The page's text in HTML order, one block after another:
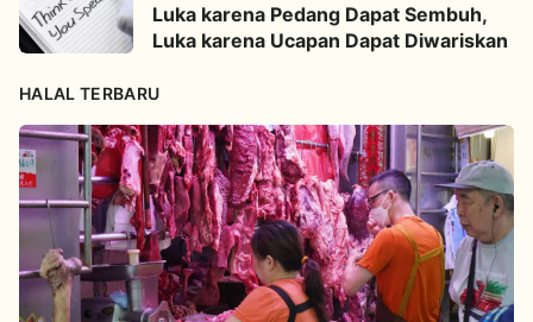
Luka karena Pedang Dapat Sembuh,
Luka karena Ucapan Dapat Diwariskan
HALAL TERBARU